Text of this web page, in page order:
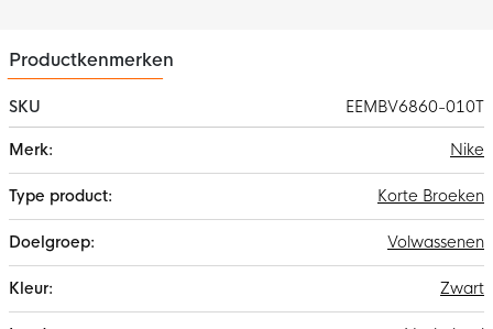
Productkenmerken
SKU
EEMBV6860-010T
informatie
Nike
Korte Broeken
Volwassenen
Zwart